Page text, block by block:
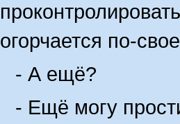
огорчается по-
- А ещё?
- Ещё могу